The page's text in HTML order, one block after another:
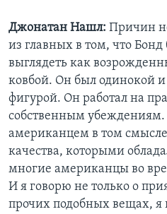
Джонатан Нашл: Причин
из главных в том, что Бонд
выглядеть как
ковбой. Он был одинокой
фигурой. Он работал на
собственным
американцем в том
качества, которыми
многие американцы во
И я говорю не только о
прочих подобных вещах, я